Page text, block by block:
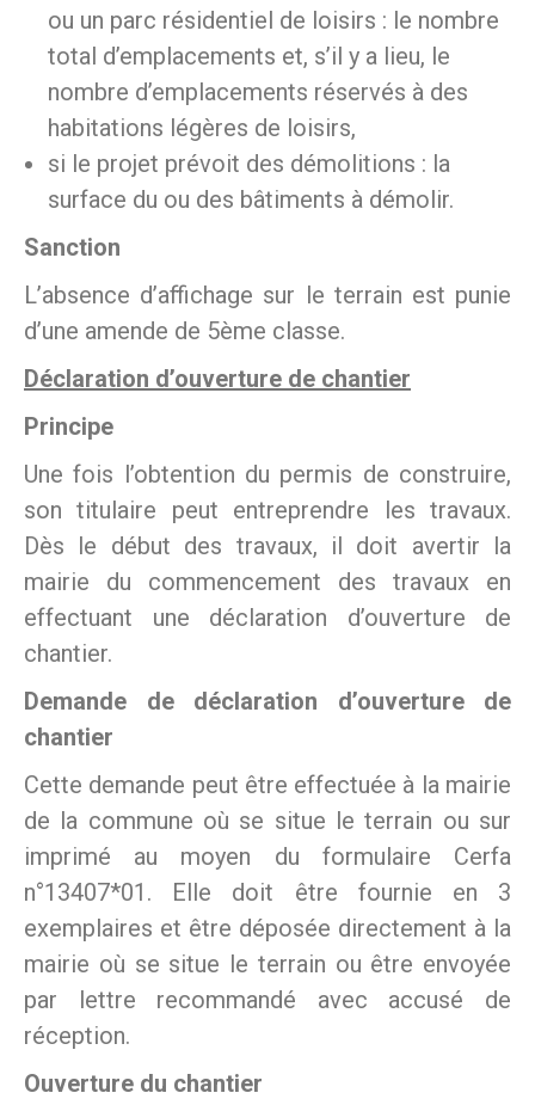
ou un parc résidentiel de loisirs : le nombre
total d’emplacements et, s’il y a lieu, le
nombre d’emplacements réservés à des
habitations légères de loisirs,
si le projet prévoit des démolitions : la
surface du ou des bâtiments à démolir.
Sanction
L’absence d’affichage sur le terrain est punie
d’une amende de 5ème classe.
Déclaration d’ouverture de chantier
Principe
Une fois l’obtention du permis de construire,
son titulaire peut entreprendre les travaux.
Dès le début des travaux, il doit avertir la
mairie du commencement des travaux en
effectuant une déclaration d’ouverture de
chantier.
Demande de déclaration d’ouverture de
chantier
Cette demande peut être effectuée à la mairie
de la commune où se situe le terrain ou sur
imprimé au moyen du formulaire Cerfa
n°13407*01. Elle doit être fournie en 3
exemplaires et être déposée directement à la
mairie où se situe le terrain ou être envoyée
par lettre recommandé avec accusé de
réception.
Ouverture du chantier